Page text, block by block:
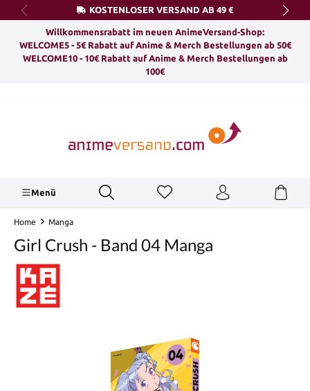
springen KOSTENLOSER VERSAND AB 49 €
Willkommensrabatt im neuen AnimeVersand-Shop:
WELCOME5 - 5€ Rabatt auf Anime & Merch Bestellungen ab 50€
WELCOME10 - 10€ Rabatt auf Anime & Merch Bestellungen ab
100€
Menü
Home Manga
Girl Crush - Band 04 Manga